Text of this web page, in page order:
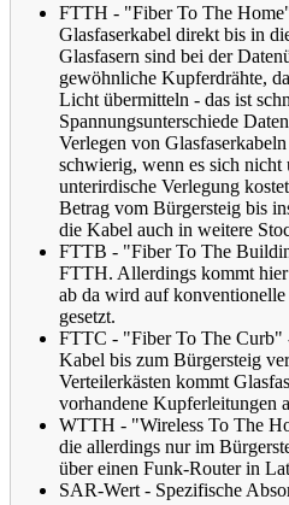
FTTH - "Fiber To The
Glasfaserkabel direkt bis in
Glasfasern sind bei der
gewöhnliche Kupferdrähte,
Licht übermitteln - das ist
Spannungsunterschiede
Verlegen von
schwierig, wenn es sich
unterirdische Verlegung
Betrag vom Bürgersteig bis
die Kabel auch in weitere
FTTB - "Fiber To The
FTTH. Allerdings kommt
ab da wird auf
gesetzt.
FTTC - "Fiber To The Curb"
Kabel bis zum Bürgersteig
Verteilerkästen kommt
vorhandene Kupferleitungen
WTTH - "Wireless To The
die allerdings nur im
über einen Funk-Router in
SAR-Wert - Spezifische